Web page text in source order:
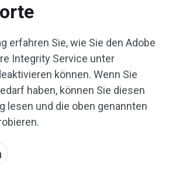
erfahren Sie, wie Sie den Adobe
Integrity Service unter
können. Wenn Sie
haben, können Sie diesen
lesen und die oben genannten